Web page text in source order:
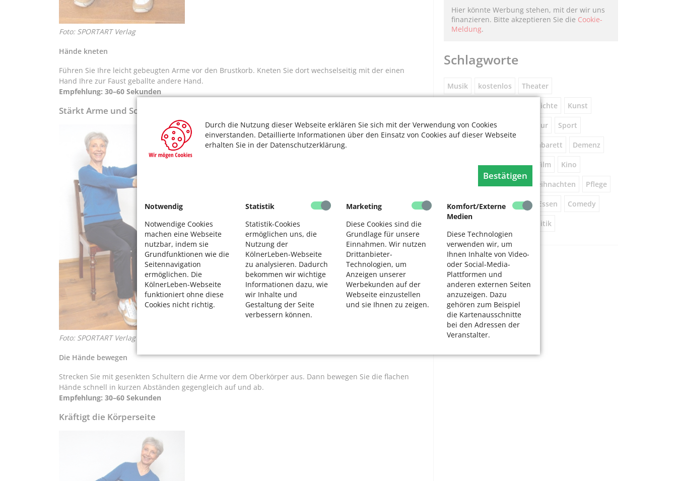
Durch die Nutzung dieser Webseite erklären Sie sich mit der Verwendung von Cookies
einverstanden. Detaillierte Informationen über den Einsatz von Cookies auf dieser Webseite
erhalten Sie in der Datenschutzerklärung.
Bestätigen
Notwendig
Notwendige Cookies
machen eine Webseite
nutzbar, indem sie
Grundfunktionen wie die
Seitennavigation
ermöglichen. Die
KölnerLeben-Webseite
funktioniert ohne diese
Cookies nicht richtig.
Statistik
Statistik-Cookies
ermöglichen uns, die
Nutzung der
KölnerLeben-Webseite
zu analysieren. Dadurch
bekommen wir wichtige
Informationen dazu, wie
wir Inhalte und
Gestaltung der Seite
verbessern können.
Marketing
Diese Cookies sind die
Grundlage für unsere
Einnahmen. Wir nutzen
Drittanbieter-
Technologien, um
Anzeigen unserer
Werbekunden auf der
Webseite einzustellen
und sie Ihnen zu zeigen.
Komfort/Externe
Medien
Diese Technologien
verwenden wir, um
Ihnen Inhalte von Video-
oder Social-Media-
Plattformen und
anderen externen Seiten
anzuzeigen. Dazu
gehören zum Beispiel
die Kartenausschnitte
bei den Adressen der
Veranstalter.
Foto: SPORTART Verlag
Hände kneten
Führen Sie Ihre leicht gebeugten Arme vor den Brustkorb. Kneten Sie dort wechselseitig mit der einen
Hand Ihre zur Faust geballte andere Hand.
Empfehlung: 30–60 Sekunden
Stärkt Arme und Schultern
Foto: SPORTART Verlag
Die Hände bewegen
Strecken Sie mit gesenkten Schultern die Arme vor dem Oberkörper aus. Dann bewegen Sie die flachen
Hände schnell in kurzen Abständen gegengleich auf und ab.
Empfehlung: 30–60 Sekunden
Kräftigt die Körperseite
Hier könnte Werbung stehen, mit der wir uns
finanzieren. Bitte akzeptieren Sie die Cookie-
Meldung.
Schlagworte
Musik kostenlos Theater
Geschichte Kunst
Museum Natur Literatur Sport
Kabarett Demenz
Wandern Brauchtum Film Kino
Vorsorge Beratung Weihnachten Pflege
Feste Tanz Vortrag Essen Comedy
Politik